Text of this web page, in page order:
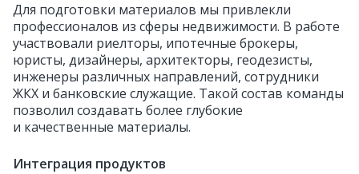
Для подготовки материалов мы привлекли
профессионалов из сферы недвижимости. В работе
участвовали риелторы, ипотечные брокеры,
юристы, дизайнеры, архитекторы, геодезисты,
инженеры различных направлений, сотрудники
ЖКХ и банковские служащие. Такой состав команды
позволил создавать более глубокие
и качественные материалы.
Интеграция продуктов